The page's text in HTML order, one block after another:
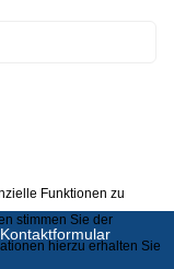
Kontaktformular
Funktionen zu
stimmen Sie der
hierzu erhalten Sie